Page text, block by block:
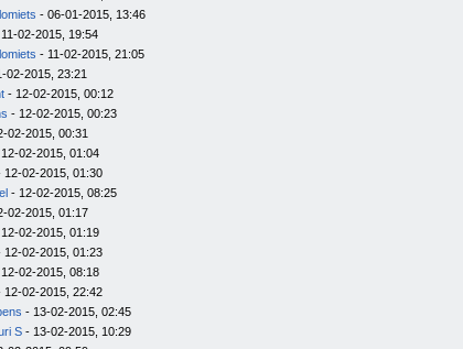
- 06-01-2015, 13:46
02-2015, 19:54
- 11-02-2015, 21:05
02-2015, 23:21
- 12-02-2015, 00:12
- 12-02-2015, 00:23
02-2015, 00:31
02-2015, 01:04
12-02-2015, 01:30
- 12-02-2015, 08:25
02-2015, 01:17
02-2015, 01:19
12-02-2015, 01:23
02-2015, 08:18
12-02-2015, 22:42
- 13-02-2015, 02:45
S - 13-02-2015, 10:29